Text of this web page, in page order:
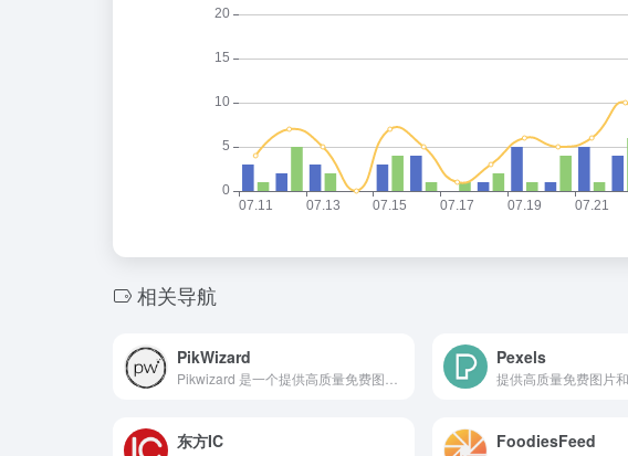
相关导航
PikWizard Pexels
提供高质量免费图片
东方IC FoodiesFeed